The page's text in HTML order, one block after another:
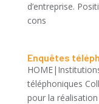
d’entreprise.
cons
Enquêtes
téléphoniques
pour la réalisation